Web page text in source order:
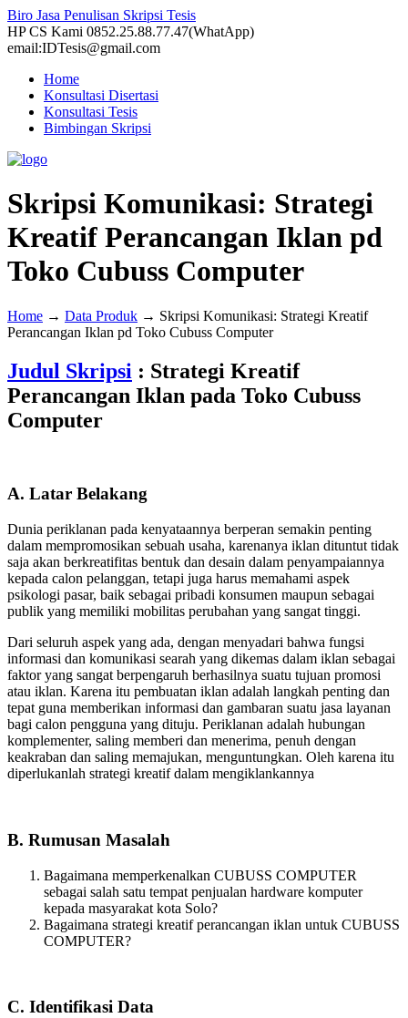
Biro Jasa Penulisan Skripsi Tesis
HP CS Kami 0852.25.88.77.47(WhatApp)
email:IDTesis@gmail.com
Home
Konsultasi Disertasi
Konsultasi Tesis
Bimbingan Skripsi
Skripsi Komunikasi: Strategi
Kreatif Perancangan Iklan pd
Toko Cubuss Computer
Home → Data Produk → Skripsi Komunikasi: Strategi Kreatif
Perancangan Iklan pd Toko Cubuss Computer
Judul Skripsi : Strategi Kreatif
Perancangan Iklan pada Toko Cubuss
Computer
A. Latar Belakang
Dunia periklanan pada kenyataannya berperan semakin penting
dalam mempromosikan sebuah usaha, karenanya iklan dituntut tidak
saja akan berkreatifitas bentuk dan desain dalam penyampaiannya
kepada calon pelanggan, tetapi juga harus memahami aspek
psikologi pasar, baik sebagai pribadi konsumen maupun sebagai
publik yang memiliki mobilitas perubahan yang sangat tinggi.
Dari seluruh aspek yang ada, dengan menyadari bahwa fungsi
informasi dan komunikasi searah yang dikemas dalam iklan sebagai
faktor yang sangat berpengaruh berhasilnya suatu tujuan promosi
atau iklan. Karena itu pembuatan iklan adalah langkah penting dan
tepat guna memberikan informasi dan gambaran suatu jasa layanan
bagi calon pengguna yang dituju. Periklanan adalah hubungan
komplementer, saling memberi dan menerima, penuh dengan
keakraban dan saling memajukan, menguntungkan. Oleh karena itu
diperlukanlah strategi kreatif dalam mengiklankannya
B. Rumusan Masalah
Bagaimana memperkenalkan CUBUSS COMPUTER
sebagai salah satu tempat penjualan hardware komputer
kepada masyarakat kota Solo?
Bagaimana strategi kreatif perancangan iklan untuk CUBUSS
COMPUTER?
C. Identifikasi Data